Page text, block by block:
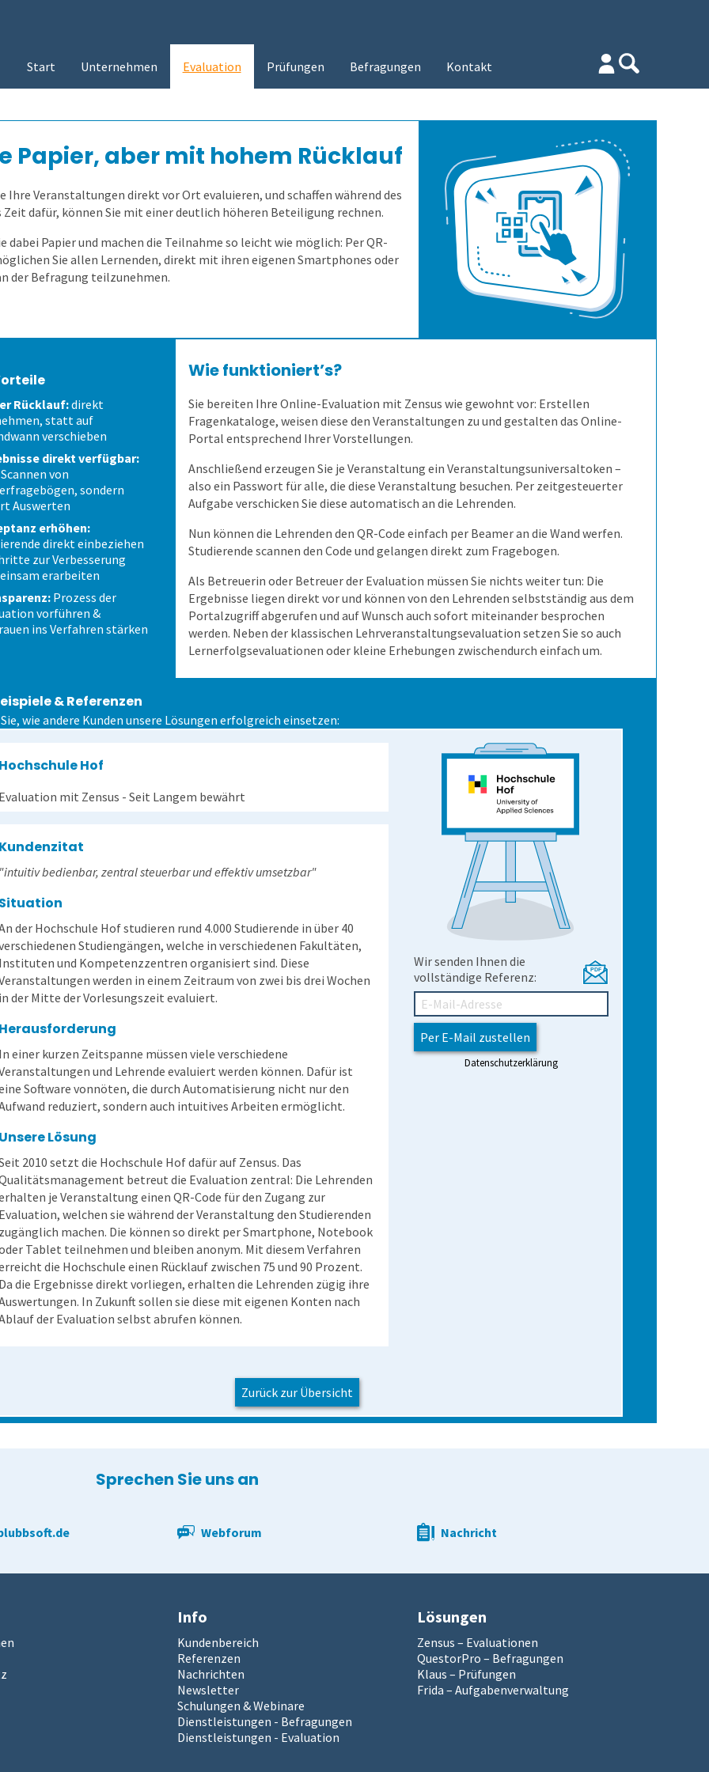
Start Unternehmen Evaluation Prüfungen Befragungen Kontakt
Papier, aber mit hohem Rücklauf
Ihre Veranstaltungen direkt vor Ort evaluieren, und schaffen während des
Zeit dafür, können Sie mit einer deutlich höheren Beteiligung rechnen.
dabei Papier und machen die Teilnahme so leicht wie möglich: Per QR-
Sie allen Lernenden, direkt mit ihren eigenen Smartphones oder
der Befragung teilzunehmen.
Rücklauf:direkt
statt auf
verschieben
direkt verfügbar:
von
sondern
Auswerten
erhöhen:
direkt einbeziehen
zur Verbesserung
erarbeiten
Prozess der
vorführen &
ins Verfahren stärken
Wie funktioniert’s?
Sie bereiten Ihre Online-Evaluation mit Zensus wie gewohnt vor: Erstellen
Fragenkataloge, weisen diese den Veranstaltungen zu und gestalten das Online-
Portal entsprechend Ihrer Vorstellungen.
Anschließend erzeugen Sie je Veranstaltung ein Veranstaltungsuniversaltoken –
also ein Passwort für alle, die diese Veranstaltung besuchen. Per zeitgesteuerter
Aufgabe verschicken Sie diese automatisch an die Lehrenden.
Nun können die Lehrenden den QR-Code einfach per Beamer an die Wand werfen.
Studierende scannen den Code und gelangen direkt zum Fragebogen.
Als Betreuerin oder Betreuer der Evaluation müssen Sie nichts weiter tun: Die
Ergebnisse liegen direkt vor und können von den Lehrenden selbstständig aus dem
Portalzugriff abgerufen und auf Wunsch auch sofort miteinander besprochen
werden. Neben der klassischen Lehrveranstaltungsevaluation setzen Sie so auch
Lernerfolgsevaluationen oder kleine Erhebungen zwischendurch einfach um.
& Referenzen
wie andere Kunden unsere Lösungen erfolgreich einsetzen:
Hochschule Hof
Evaluation mit Zensus - Seit Langem bewährt
Kundenzitat
"intuitiv bedienbar, zentral steuerbar und effektiv umsetzbar"
Situation
der Hochschule Hof studieren rund 4.000 Studierende in über 40
Studiengängen, welche in verschiedenen Fakultäten,
Instituten und Kompetenzzentren organisiert sind. Diese
werden in einem Zeitraum von zwei bis drei Wochen
in der Mitte der Vorlesungszeit evaluiert.
Herausforderung
In einer kurzen Zeitspanne müssen viele verschiedene
und Lehrende evaluiert werden können. Dafür ist
Software vonnöten, die durch Automatisierung nicht nur den
reduziert, sondern auch intuitives Arbeiten ermöglicht.
Unsere Lösung
2010 setzt die Hochschule Hof dafür auf Zensus. Das
betreut die Evaluation zentral: Die Lehrenden
je Veranstaltung einen QR-Code für den Zugang zur
Evaluation, welchen sie während der Veranstaltung den Studierenden
zugänglich machen. Die können so direkt per Smartphone, Notebook
Tablet teilnehmen und bleiben anonym. Mit diesem Verfahren
die Hochschule einen Rücklauf zwischen 75 und 90 Prozent.
Da die Ergebnisse direkt vorliegen, erhalten die Lehrenden zügig ihre
In Zukunft sollen sie diese mit eigenen Konten nach
der Evaluation selbst abrufen können.
Wir senden Ihnen die
vollständige Referenz:
Datenschutzerklärung
Zurück zur Übersicht
Sprechen Sie uns an
Webforum Nachricht
Info
Kundenbereich
Referenzen
Nachrichten
Newsletter
Schulungen & Webinare
Dienstleistungen - Befragungen
Dienstleistungen - Evaluation
Lösungen
Zensus – Evaluationen
QuestorPro – Befragungen
Klaus – Prüfungen
Frida – Aufgabenverwaltung